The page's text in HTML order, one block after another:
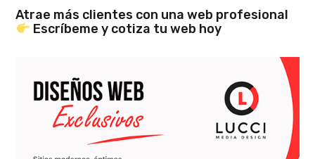
Atrae más clientes con una web profesional
Escríbeme y cotiza tu web hoy